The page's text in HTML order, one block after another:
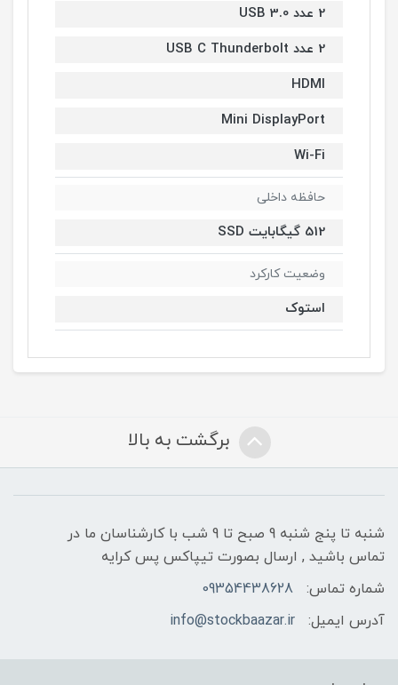
2 عدد USB 3.0
2 عدد USB C Thunderbolt
HDMI
Mini DisplayPort
Wi-Fi
حافظه داخلی
512 گیگابایت SSD
وضعیت کارکرد
استوک
برگشت به بالا
شنبه تا پنج شنبه 9 صبح تا 9 شب با کارشناسان ما در
تماس باشید , ارسال بصورت تیپاکس پس کرایه
شماره تماس:
09354438628
آدرس ایمیل:
info@stockbaazar.ir